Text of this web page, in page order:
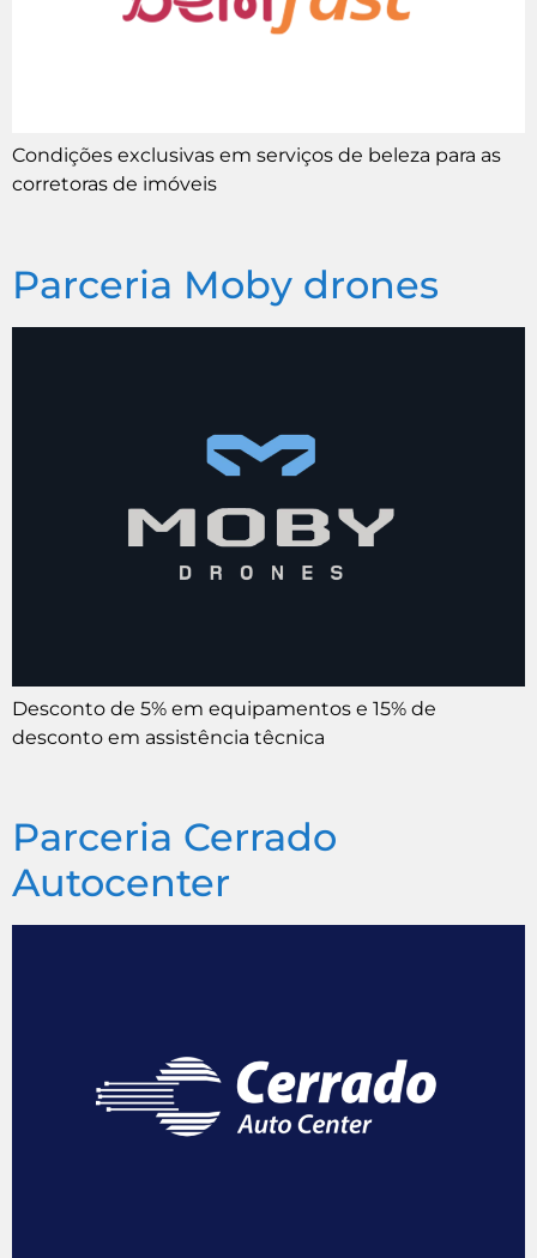
Condições exclusivas em serviços de beleza para as
corretoras de imóveis
Parceria Moby drones
Desconto de 5% em equipamentos e 15% de
desconto em assistência têcnica
Parceria Cerrado
Autocenter